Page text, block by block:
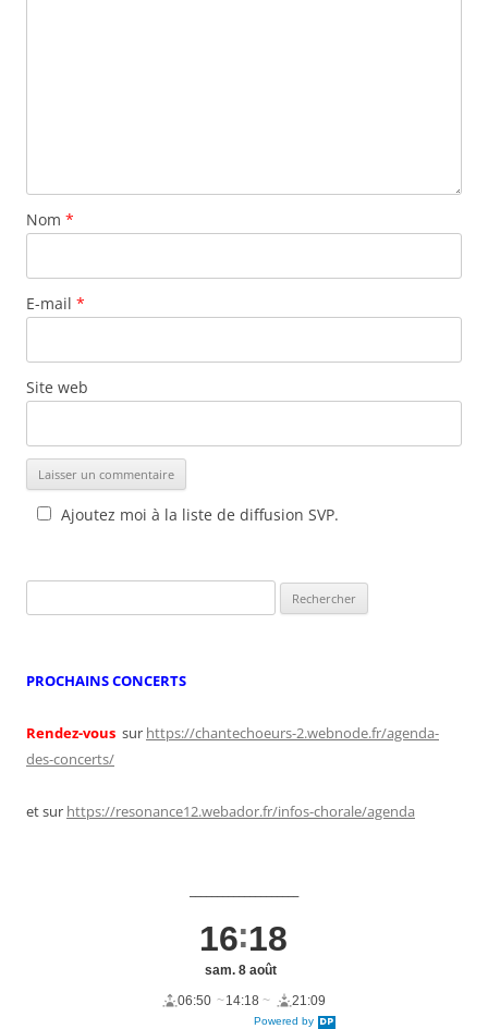
Nom *
E-mail *
Site web
Ajoutez moi à la liste de diffusion SVP.
PROCHAINS CONCERTS
Rendez-vous sur https://chantechoeurs-2.webnode.fr/agenda-
des-concerts/
et sur https://resonance12.webador.fr/infos-chorale/agenda
Powered by
16 18
sam. 8 août
06:50
14:18 21:09